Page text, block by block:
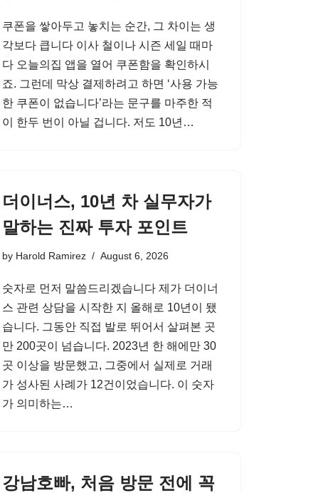
쿠폰을 쌓아두고 놓치는 순간, 그 차이는 생
각보다 큽니다 이사 철이나 시즌 세일 때마
다 오늘의집 앱을 열어 쿠폰함을 확인하시
죠. 그런데 막상 결제하려고 하면 ‘사용 가능
한 쿠폰이 없습니다’라는 문구를 마주한 적
이 한두 번이 아닐 겁니다. 저도 10년…
더이너스, 10년 차 실무자가
말하는 진짜 투자 포인트
by Harold Ramirez August 6, 2026
숫자로 먼저 말씀드리겠습니다 제가 더이너
스 관련 상담을 시작한 지 올해로 10년이 됐
습니다. 그동안 직접 발로 뛰어서 살펴본 곳
만 200곳이 넘습니다. 2023년 한 해에만 30
곳 이상을 방문했고, 그중에서 실제로 거래
가 성사된 사례가 12건이었습니다. 이 숫자
가 의미하는…
강남호빠, 처음 방문 전에 꼭